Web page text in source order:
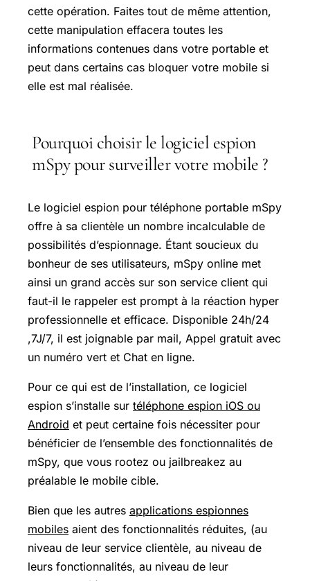
cette opération. Faites tout de même attention,
cette manipulation effacera toutes les
informations contenues dans votre portable et
peut dans certains cas bloquer votre mobile si
elle est mal réalisée.
Pourquoi choisir le logiciel espion
mSpy pour surveiller votre mobile ?
Le logiciel espion pour téléphone portable mSpy
offre à sa clientèle un nombre incalculable de
possibilités d’espionnage. Étant soucieux du
bonheur de ses utilisateurs, mSpy online met
ainsi un grand accès sur son service client qui
faut-il le rappeler est prompt à la réaction hyper
professionnelle et efficace. Disponible 24h/24
,7J/7, il est joignable par mail, Appel gratuit avec
un numéro vert et Chat en ligne.
Pour ce qui est de l’installation, ce logiciel
espion s’installe sur téléphone espion iOS ou
Android et peut certaine fois nécessiter pour
bénéficier de l’ensemble des fonctionnalités de
mSpy, que vous rootez ou jailbreakez au
préalable le mobile cible.
Bien que les autres applications espionnes
mobiles aient des fonctionnalités réduites, (au
niveau de leur service clientèle, au niveau de
leurs fonctionnalités, au niveau de leur